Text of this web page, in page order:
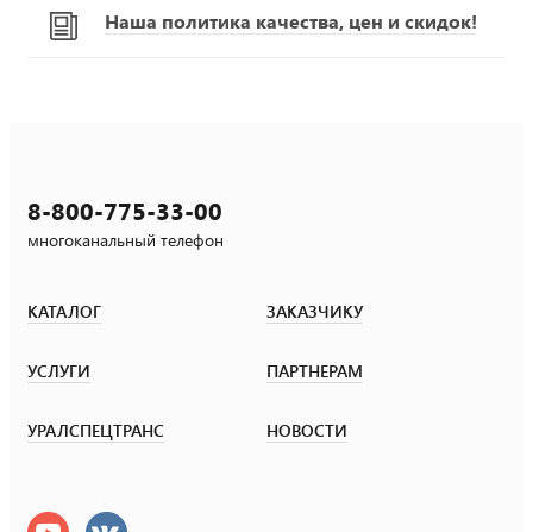
Наша политика качества, цен и скидок!
8-800-775-33-00
многоканальный телефон
КАТАЛОГ ЗАКАЗЧИКУ
УСЛУГИ ПАРТНЕРАМ
УРАЛСПЕЦТРАНС НОВОСТИ